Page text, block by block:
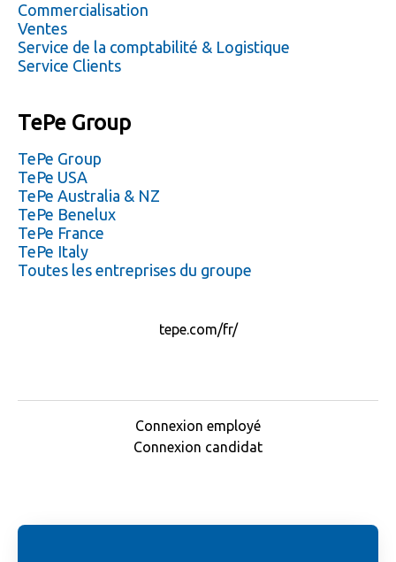
Commercialisation
Ventes
Service de la comptabilité & Logistique
Service Clients
TePe Group
TePe Group
TePe USA
TePe Australia & NZ
TePe Benelux
TePe France
TePe Italy
Toutes les entreprises du groupe
tepe.com/fr/
Connexion employé
Connexion candidat